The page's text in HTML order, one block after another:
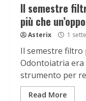
Il semestre
più che
Asterix 1
Il semestre filtro
Odontoiatria
strumento per
Read More